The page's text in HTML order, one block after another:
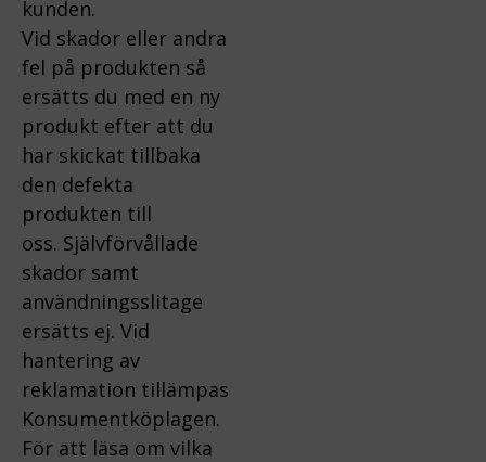
kunden.
Vid skador eller andra
fel på produkten så
ersätts du med en ny
produkt efter att du
har skickat tillbaka
den defekta
produkten till
oss. Självförvållade
skador samt
användningsslitage
ersätts ej. Vid
hantering av
reklamation tillämpas
Konsumentköplagen.
För att läsa om vilka